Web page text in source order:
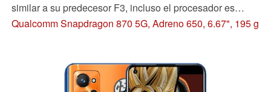
similar a su predecesor F3, incluso el procesador es
idéntico. Además, el buque insignia del fabricante, el F4
Qualcomm Snapdragon 870 5G, Adreno 650, 6.67", 195 g